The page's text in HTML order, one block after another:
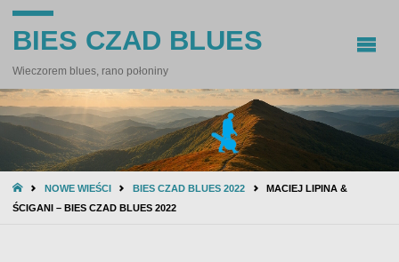
BIES CZAD BLUES
Wieczorem blues, rano połoniny
STRONA
GŁÓWNA
NOWE WIEŚCI BIES CZAD BLUES 2022
MACIEJ LIPINA &
ŚCIGANI – BIES CZAD BLUES 2022